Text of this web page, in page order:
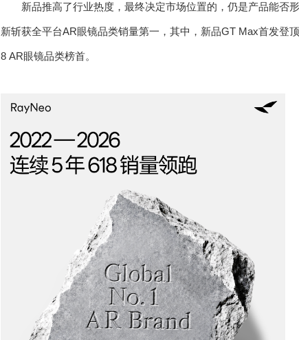
新品推高了行业热度，最终决定市场位置的，仍是产品能否
新斩获全平台AR眼镜品类销量第一，其中，新品GT Max首发登
8 AR眼镜品类榜首。